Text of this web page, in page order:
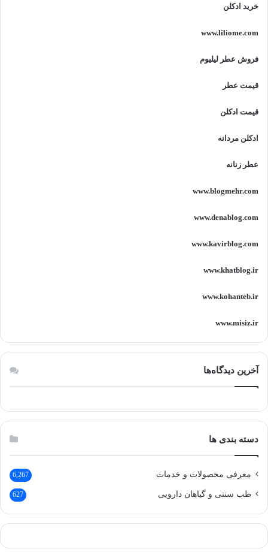
خرید ادکلن
www.liliome.com
فروش عطر لیلیوم
قیمت عطر
قیمت ادکلن
ادکلن مردانه
عطر زنانه
www.blogmehr.com
www.denablog.com
www.kavirblog.com
www.khatblog.ir
www.kohanteb.ir
www.misiz.ir
آخرین دیدگاه‌ها
دسته بندی ها
معرفی محصولات و خدمات 6,267
طب سنتی و گیاهان دارویی 627